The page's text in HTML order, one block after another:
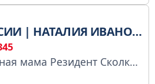
| НАТАЛИЯ ИВАНОВА
Многодетная мама Резидент Сколково Создала международную школу deFIN Помогаю освоить онлайн-профессии и выйти на доход от 50 000₽ с нуля РКН: https://gosuslugi.ru/snet/67a4b5381b17b35b6c0e0413